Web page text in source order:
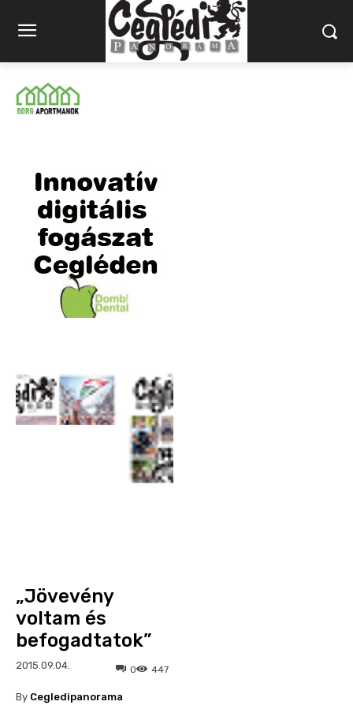
„Jövevény
voltam és
befogadtatok”
2015.09.04. 447
0
By Cegledipanorama